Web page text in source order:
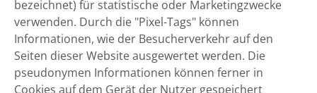
bezeichnet) für statistische oder Marketingzwecke
verwenden. Durch die "Pixel-Tags" können
Informationen, wie der Besucherverkehr auf den
Seiten dieser Website ausgewertet werden. Die
pseudonymen Informationen können ferner in
Cookies auf dem Gerät der Nutzer gespeichert